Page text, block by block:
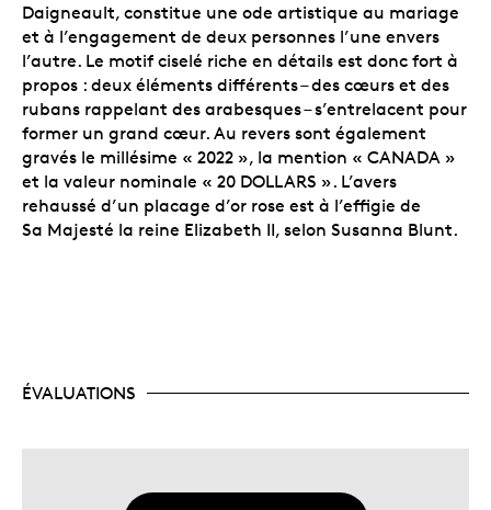
Daigneault, constitue une ode artistique au mariage
et à l’engagement de deux personnes l’une envers
l’autre. Le motif ciselé riche en détails est donc fort à
propos : deux éléments différents – des cœurs et des
rubans rappelant des arabesques – s’entrelacent pour
former un grand cœur. Au revers sont également
gravés le millésime « 2022 », la mention « CANADA »
et la valeur nominale « 20 DOLLARS ». L’avers
rehaussé d’un placage d’or rose est à l’effigie de
Sa Majesté la reine Elizabeth II, selon Susanna Blunt.
ÉVALUATIONS